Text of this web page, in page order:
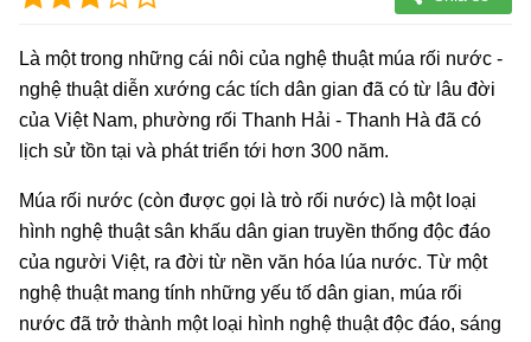
Là một trong những cái nôi của nghệ thuật múa rối nước -
nghệ thuật diễn xướng các tích dân gian đã có từ lâu đời
của Việt Nam, phường rối Thanh Hải - Thanh Hà đã có
lịch sử tồn tại và phát triển tới hơn 300 năm.
Múa rối nước (còn được gọi là trò rối nước) là một loại
hình nghệ thuật sân khấu dân gian truyền thống độc đáo
của người Việt, ra đời từ nền văn hóa lúa nước. Từ một
nghệ thuật mang tính những yếu tố dân gian, múa rối
nước đã trở thành một loại hình nghệ thuật độc đáo, sáng